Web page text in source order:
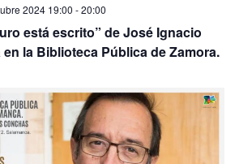
2024 19:00 -20:00
está escrito” de José Ignacio
en la Biblioteca Pública de Zamora.